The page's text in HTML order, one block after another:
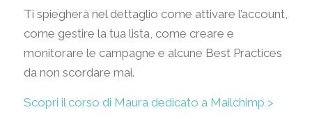
Ti spiegherà nel dettaglio come attivare l’account,
come gestire la tua lista, come creare e
monitorare le campagne e alcune Best Practices
da non scordare mai.
Scopri il corso di Maura dedicato a Mailchimp >